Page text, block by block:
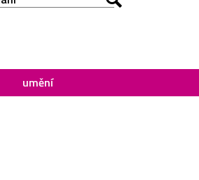
umění